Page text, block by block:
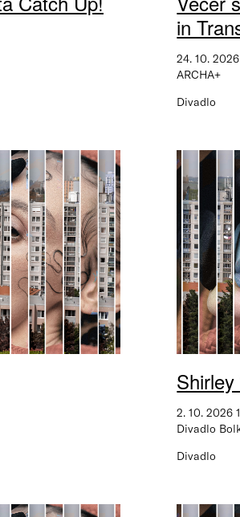
in
24. 10.
ARCHA+
Divadlo
2. 10. 2026
Divadlo
Divadlo